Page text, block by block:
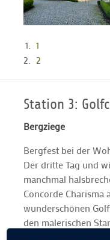
1
2
Station 3:
Bergziege
Bergfest bei der
Der dritte Tag und
manchmal
Concorde Charisma
wunderschönen
den malerischen